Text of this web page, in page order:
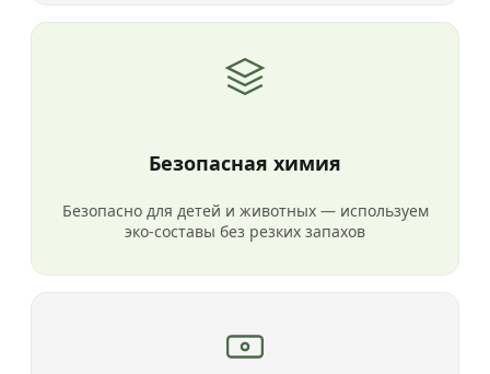
Безопасная химия
Безопасно для детей и животных — используем
эко-составы без резких запахов